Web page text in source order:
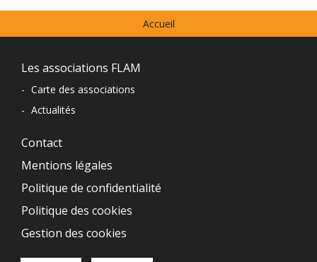
Accueil
Navigation
du
pied
de
page
Les associations FLAM
- Carte des associations
- Actualités
Contact
Mentions légales
Politique de confidentialité
Politique des cookies
Gestion des cookies